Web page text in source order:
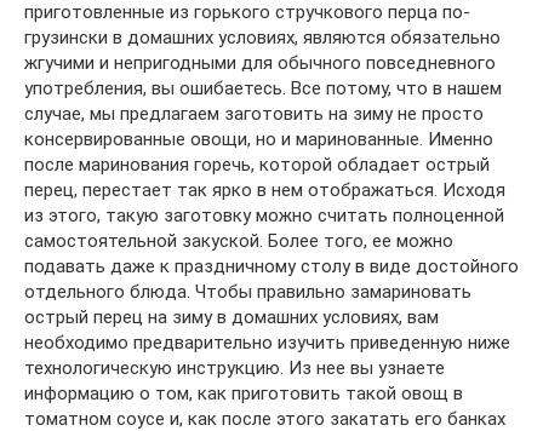
приготовленные из горького стручкового перца по-
грузински в домашних условиях, являются обязательно
жгучими и непригодными для обычного повседневного
употребления, вы ошибаетесь. Все потому, что в нашем
случае, мы предлагаем заготовить на зиму не просто
консервированные овощи, но и маринованные. Именно
после маринования горечь, которой обладает острый
перец, перестает так ярко в нем отображаться. Исходя
из этого, такую заготовку можно считать полноценной
самостоятельной закуской. Более того, ее можно
подавать даже к праздничному столу в виде достойного
отдельного блюда. Чтобы правильно замариновать
острый перец на зиму в домашних условиях, вам
необходимо предварительно изучить приведенную ниже
технологическую инструкцию. Из нее вы узнаете
информацию о том, как приготовить такой овощ в
томатном соусе и, как после этого закатать его банках